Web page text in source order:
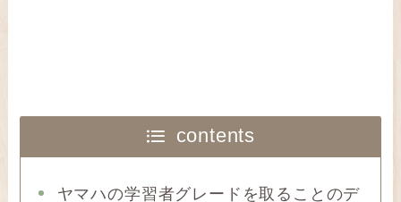
contents
ヤマハの学習者グレードを取ることのデ